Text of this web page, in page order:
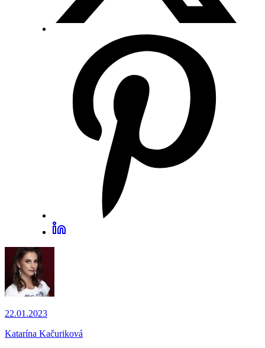
22.01.2023
Katarína Kačuriková